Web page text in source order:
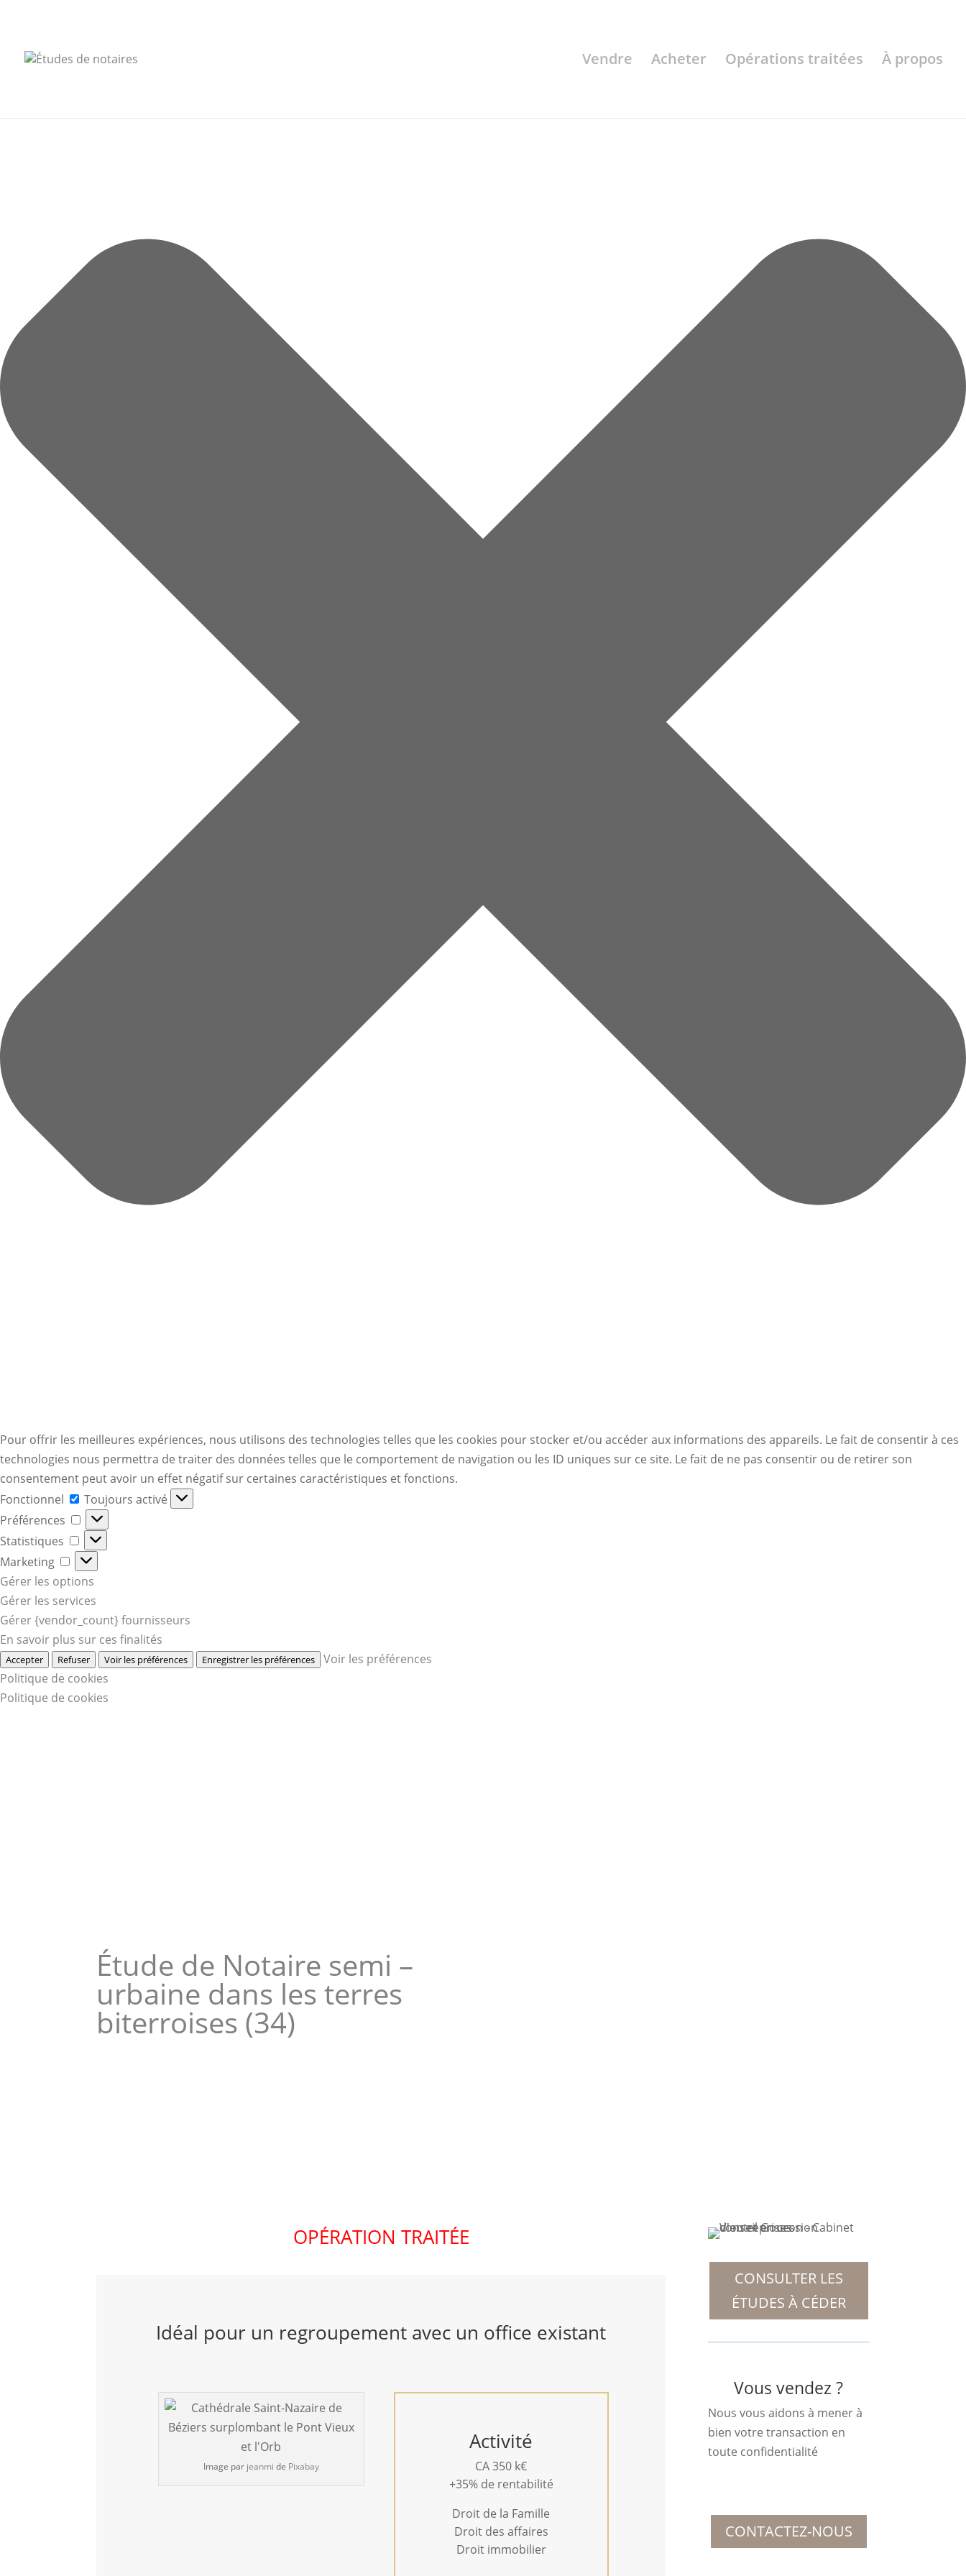
Pour offrir les meilleures expériences, nous utilisons des technologies telles que les cookies pour stocker et/ou accéder aux informations des appareils. Le fait de consentir à ces
technologies nous permettra de traiter des données telles que le comportement de navigation ou les ID uniques sur ce site. Le fait de ne pas consentir ou de retirer son
consentement peut avoir un effet négatif sur certaines caractéristiques et fonctions.
Fonctionnel
Fonctionnel
Toujours activé
Préférences
Préférences
Statistiques
Statistiques
Marketing
Marketing
Gérer les options
Gérer les services
Gérer {vendor_count} fournisseurs
En savoir plus sur ces finalités
Accepter Refuser Voir les préférences Enregistrer les préférences
Voir les préférences
Politique de cookies
Politique de cookies
Vendre Acheter Opérations traitées À propos
Étude de Notaire semi –
urbaine dans les terres
biterroises (34)
OPÉRATION TRAITÉE
Idéal pour un regroupement avec un office existant
Image par jeanmi de Pixabay
Activité
CA 350 k€
+35% de rentabilité
Droit de la Famille
Droit des affaires
Droit immobilier
CONSULTER LES
ÉTUDES À CÉDER
Vous vendez ?
Nous vous aidons à mener à
bien votre transaction en
toute confidentialité
CONTACTEZ-NOUS